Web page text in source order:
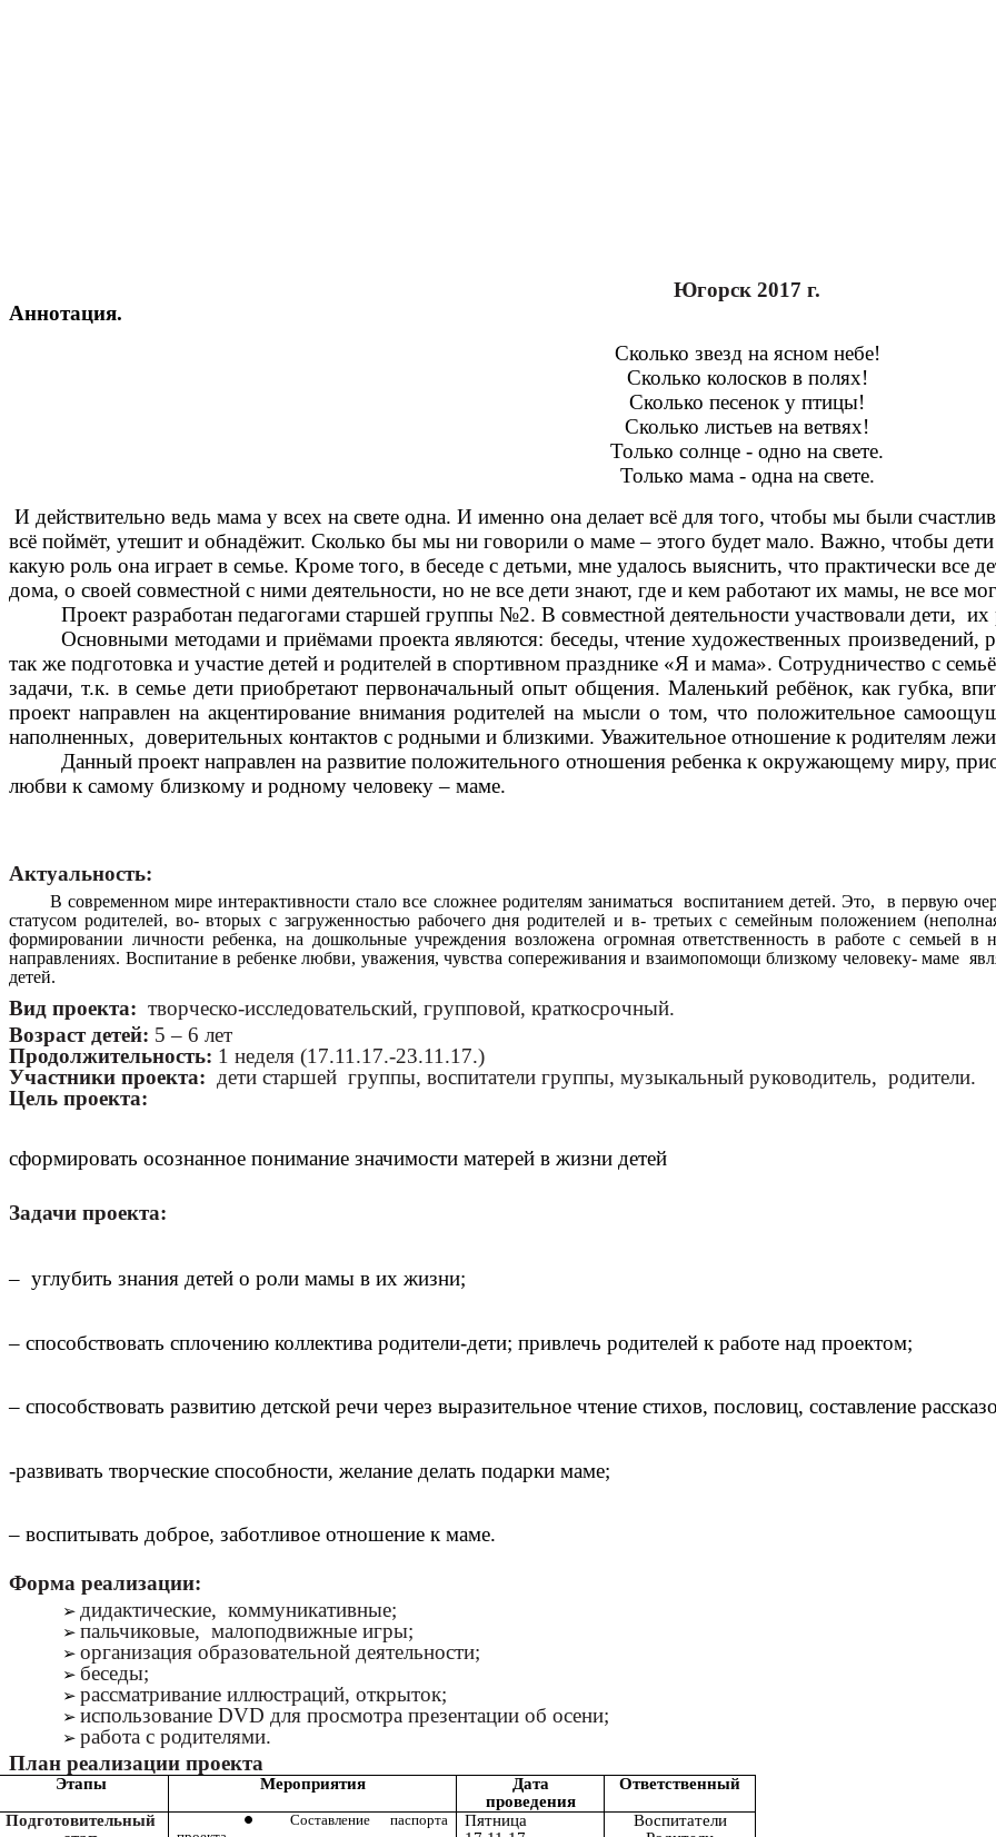
Югорск 2017 г.
Аннотация.
Сколько звезд на ясном небе!
Сколько колосков в полях!
Сколько песенок y птицы!
Сколько листьев на ветвях!
Только солнце - одно на свете.
Только мама - одна на свете.
И действительно ведь мама у всех на свете одна. И именно она делает всё для того, чтобы мы были
всё поймёт, утешит и обнадёжит. Сколько бы мы ни говорили о маме – этого будет мало. Важно, чтобы
какую роль она играет в семье. Кроме того, в беседе с детьми, мне удалось выяснить, что практически все
дома, о своей совместной с ними деятельности, но не все дети знают, где и кем работают их мамы, не все
Проект разработан педагогами старшей группы №2. В совместной деятельности участвовали дети, их
Основными методами и приёмами проекта являются: беседы, чтение художественных произведений,
так же подготовка и участие детей и родителей в спортивном празднике «Я и мама». Сотрудничество с
задачи, т.к. в семье дети приобретают первоначальный опыт общения. Маленький ребёнок, как губка,
проект направлен на акцентирование внимания родителей на мысли о том, что положительное
наполненных, доверительных контактов с родными и близкими. Уважительное отношение к родителям
Данный проект направлен на развитие положительного отношения ребенка к окружающему миру,
любви к самому близкому и родному человеку – маме.
Актуальность:
В современном мире интерактивности стало все сложнее родителям заниматься воспитанием детей. Это, в первую
статусом родителей, во- вторых с загруженностью рабочего дня родителей и в- третьих с семейным положением
формировании личности ребенка, на дошкольные учреждения возложена огромная ответственность в работе с семьей в
направлениях. Воспитание в ребенке любви, уважения, чувства сопереживания и взаимопомощи близкому человеку- маме
детей.
Вид проекта: творческо-исследовательский, групповой, краткосрочный.
Возраст детей: 5 – 6 лет
Продолжительность: 1 неделя (17.11.17.-23.11.17.)
Участники проекта: дети старшей группы, воспитатели группы, музыкальный руководитель, родители.
Цель проекта:
сформировать осознанное понимание значимости матерей в жизни детей
Задачи проекта:
– углубить знания детей о роли мамы в их жизни;
– способствовать сплочению коллектива родители-дети; привлечь родителей к работе над проектом;
– способствовать развитию детской речи через выразительное чтение стихов, пословиц, составление
-развивать творческие способности, желание делать подарки маме;
– воспитывать доброе, заботливое отношение к маме.
Форма реализации:
дидактические, коммуникативные;
пальчиковые, малоподвижные игры;
организация образовательной деятельности;
беседы;
рассматривание иллюстраций, открыток;
использование DVD для просмотра презентации об осени;
работа с родителями.
План реализации проекта
Этапы Мероприятия
Дата
проведения
Ответственный
Подготовительный
Составление паспорта
Пятница
Воспитатели